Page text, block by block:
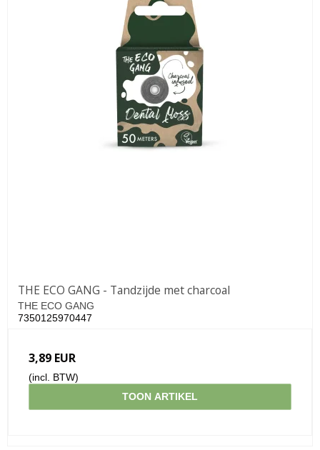
THE ECO GANG - Tandzijde met charcoal
THE ECO GANG
7350125970447
3,89 EUR
(incl. BTW)
TOON ARTIKEL